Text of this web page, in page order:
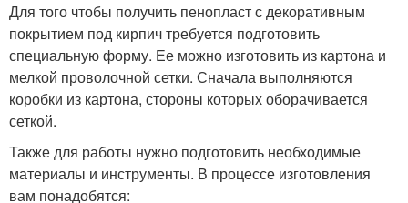
Для того чтобы получить пенопласт с декоративным
покрытием под кирпич требуется подготовить
специальную форму. Ее можно изготовить из картона и
мелкой проволочной сетки. Сначала выполняются
коробки из картона, стороны которых оборачивается
сеткой.
Также для работы нужно подготовить необходимые
материалы и инструменты. В процессе изготовления
вам понадобятся: